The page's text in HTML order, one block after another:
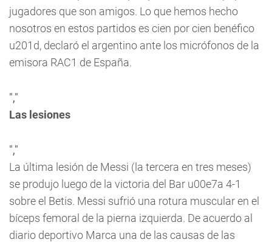
jugadores que son amigos. Lo que hemos hecho
nosotros en estos partidos es cien por cien benéfico
u201d, declaró el argentino ante los micrófonos de la
emisora RAC1 de España.
","
Las lesiones
","
La última lesión de Messi (la tercera en tres meses)
se produjo luego de la victoria del Bar u00e7a 4-1
sobre el Betis. Messi sufrió una rotura muscular en el
bíceps femoral de la pierna izquierda. De acuerdo al
diario deportivo Marca una de las causas de las